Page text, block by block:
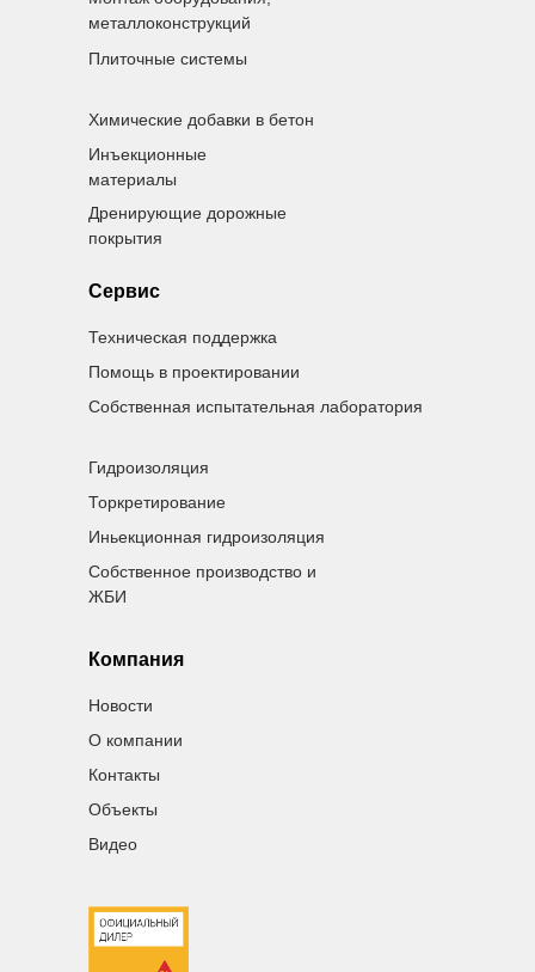
Компания
Сервис
Техническая поддержка
Помощь в проектировании
Собственная испытательная лаборатория
Новости
О компании
Контакты
Объекты
Гидроизоляция
Торкретирование
металлоконструкций
Плиточные системы
Химические добавки в бетон
Инъекционные
материалы
Дренирующие дорожные
покрытия
Видео
Иньекционная гидроизоляция
Собственное производство и
ЖБИ